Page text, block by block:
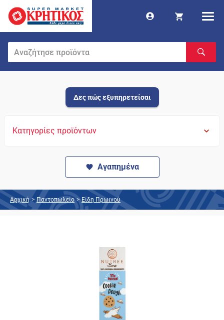
Δες πώς εξυπηρετείσαι
Κατηγορίες προϊόντων
Αγαπημένα
Αρχική > Παντοπωλείο > Είδη Πρωινού